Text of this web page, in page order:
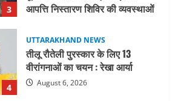
4
वीरांगनाओं का चयन : रेखा आर्या
UTTARAKHAND NEWS
मिस उत्तराखंड 2026 के सब-कॉन्टेस्ट
‘मिस ब्यूटीफुल आइज़’ एवं ‘मिस